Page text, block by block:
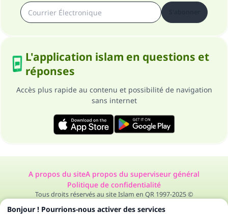
L'application islam en questions et
réponses
Accès plus rapide au contenu et possibilité de navigation
sans internet
A propos du siteA propos du superviseur général
Politique de confidentialité
Tous droits réservés au site Islam en QR 1997-2025 ©
Bonjour ! Pourrions-nous activer des services